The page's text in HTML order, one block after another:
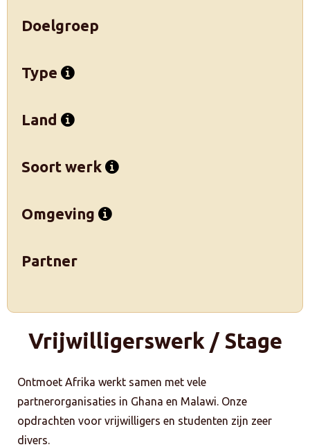
Doelgroep
Type
Land
Soort werk
Omgeving
Partner
Vrijwilligerswerk / Stage
Ontmoet Afrika werkt samen met vele
partnerorganisaties in Ghana en Malawi. Onze
opdrachten voor vrijwilligers en studenten zijn zeer
divers.